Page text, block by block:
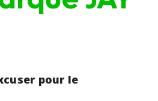
pour le